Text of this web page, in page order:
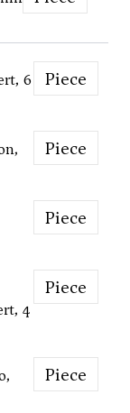
6
Piece
Piece
Piece
4
Piece
Piece